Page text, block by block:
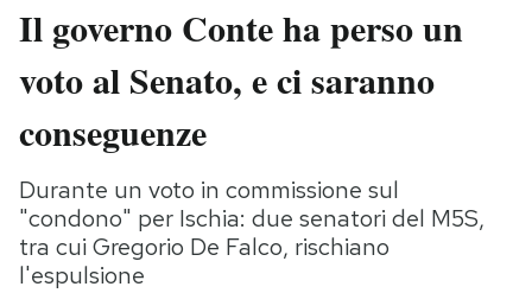
Italia
Politica
Tecnologia
Scienza
Cultura
Economia
Moda
Consumismi
Media
Europa
Il governo Conte ha perso un
voto al Senato, e ci saranno
conseguenze
Durante un voto in commissione sul
"condono" per Ischia: due senatori del M5S,
tra cui Gregorio De Falco, rischiano
l'espulsione